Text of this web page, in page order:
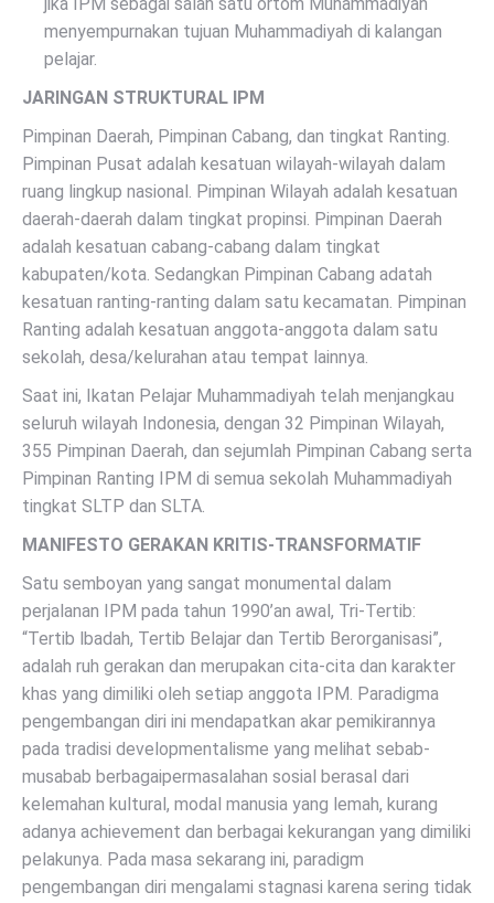
menyempurnakan tujuan Muhammadiyah di kalangan
pelajar.
JARINGAN STRUKTURAL IPM
Pimpinan Daerah, Pimpinan Cabang, dan tingkat Ranting.
Pimpinan Pusat adalah kesatuan wilayah-wilayah dalam
ruang lingkup nasional. Pimpinan Wilayah adalah kesatuan
daerah-daerah dalam tingkat propinsi. Pimpinan Daerah
adalah kesatuan cabang-cabang dalam tingkat
kabupaten/kota. Sedangkan Pimpinan Cabang adatah
kesatuan ranting-ranting dalam satu kecamatan. Pimpinan
Ranting adalah kesatuan anggota-anggota dalam satu
sekolah, desa/kelurahan atau tempat lainnya.
Saat ini, Ikatan Pelajar Muhammadiyah telah menjangkau
seluruh wilayah Indonesia, dengan 32 Pimpinan Wilayah,
355 Pimpinan Daerah, dan sejumlah Pimpinan Cabang serta
Pimpinan Ranting IPM di semua sekolah Muhammadiyah
tingkat SLTP dan SLTA.
MANIFESTO GERAKAN KRITIS-TRANSFORMATIF
Satu semboyan yang sangat monumental dalam
perjalanan IPM pada tahun 1990’an awal, Tri-Tertib:
“Tertib lbadah, Tertib Belajar dan Tertib Berorganisasi”,
adalah ruh gerakan dan merupakan cita-cita dan karakter
khas yang dimiliki oleh setiap anggota IPM. Paradigma
pengembangan diri ini mendapatkan akar pemikirannya
pada tradisi developmentalisme yang melihat sebab-
musabab berbagaipermasalahan sosial berasal dari
kelemahan kultural, modal manusia yang lemah, kurang
adanya achievement dan berbagai kekurangan yang dimiliki
pelakunya. Pada masa sekarang ini, paradigm
pengembangan diri mengalami stagnasi karena sering tidak